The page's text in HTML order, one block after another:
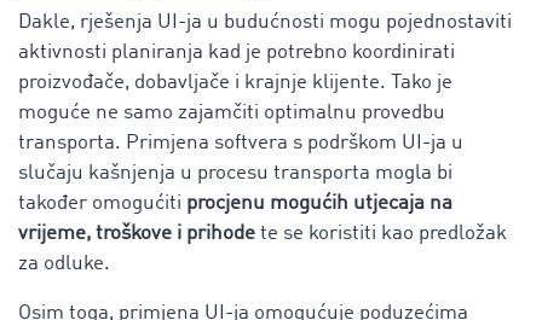
Dakle, rješenja UI-ja u budućnosti mogu pojednostaviti
aktivnosti planiranja kad je potrebno koordinirati
proizvođače, dobavljače i krajnje klijente. Tako je
moguće ne samo zajamčiti optimalnu provedbu
transporta. Primjena softvera s podrškom UI-ja u
slučaju kašnjenja u procesu transporta mogla bi
također omogućiti procjenu mogućih utjecaja na
vrijeme, troškove i prihode te se koristiti kao predložak
za odluke.
Osim toga, primjena UI-ja omogućuje poduzećima